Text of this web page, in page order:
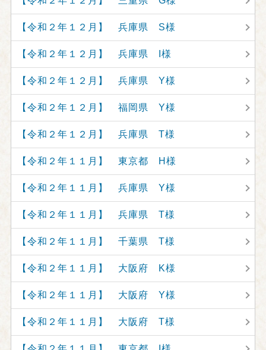
【令和２年１２月】 兵庫県 S様
【令和２年１２月】 兵庫県 I様
【令和２年１２月】 兵庫県 Y様
【令和２年１２月】 福岡県 Y様
【令和２年１２月】 兵庫県 T様
【令和２年１１月】 東京都 H様
【令和２年１１月】 兵庫県 Y様
【令和２年１１月】 兵庫県 T様
【令和２年１１月】 千葉県 T様
【令和２年１１月】 大阪府 K様
【令和２年１１月】 大阪府 Y様
【令和２年１１月】 大阪府 T様